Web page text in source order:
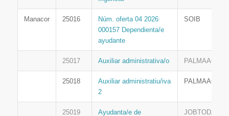
Manacor 25016
Núm. oferta 04 2026
000157 Dependienta/e
ayudante
SOIB
25017 Auxiliar administrativa/o
25018
Auxiliar administratiu/iva
2
25019
Ayudanta/e de
JOBTODAY